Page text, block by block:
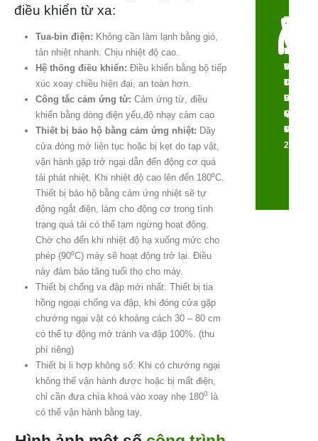
điều khiển từ xa:
Tua-bin điện: Không cần làm lạnh bằng gió,
tản nhiệt nhanh. Chịu nhiệt độ cao.
Hệ thống điều khiển: Điều khiển bằng bộ tiếp
xúc xoay chiều hiện đại, an toàn hơn.­­­­­­­­­­­­
Công tắc cảm ứng từ: Cảm ứng từ, điều
khiển bằng dòng điện yếu,độ nhạy cảm cao
Thiết bị bảo hộ bằng cảm ứng nhiệt: Dãy
cửa đóng mở liên tục hoặc bị kẹt do tạp vật,
vận hành gặp trở ngại dẫn đến động cơ quá
tải phát nhiệt. Khi nhiệt độ cao lên đến 180⁰C.
Thiết bị bảo hộ bằng cảm ứng nhiệt sẽ tự
động ngắt điện, làm cho động cơ trong tình
trạng quá tải có thể tạm ngừng hoạt động.
Chờ cho đến khi nhiệt độ hạ xuống mức cho
phép (90⁰C) máy sẽ hoạt động trở lại. Điều
này đảm bảo tăng tuổi thọ cho máy.
Thiết bị chống va đập mới nhất: Thiết bị tia
hồng ngoại chống va đập, khi đóng cửa gặp
chướng ngại vật có khoảng cách 30 – 80 cm
có thể tự động mở tránh va đập 100%. (thu
phí riêng)
Thiết bị li hợp không số: Khi có chướng ngại
không thể vận hành được hoặc bị mất điện,
chỉ cần đưa chìa khoá vào xoay nhẹ 1800
là
có thể vận hành bằng tay.
CÔNG
HIỆN
ĐẠI,
TIÊU
CHUẨN
QUỐC
TẾ
THẨM
VƯỢT
TRỘI,
ĐA
DẠNG
MẪU
MÃ
TÍNH
ƯU
VIỆT,
ĐỘ
BỀN
CỰC
CAO
CHI
TỐI
ƯU,
TƯ
VẤN
MIỄN
PHÍ
24/7